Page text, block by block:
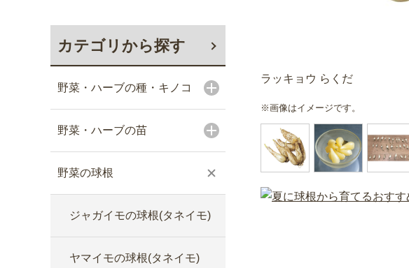
カテゴリから探す
野菜・ハーブの種・キノコ
野菜・ハーブの苗
野菜の球根
ジャガイモの球根(タネイモ)
ヤマイモの球根(タネイモ)
ラッキョウ らくだ
※画像はイメージです。